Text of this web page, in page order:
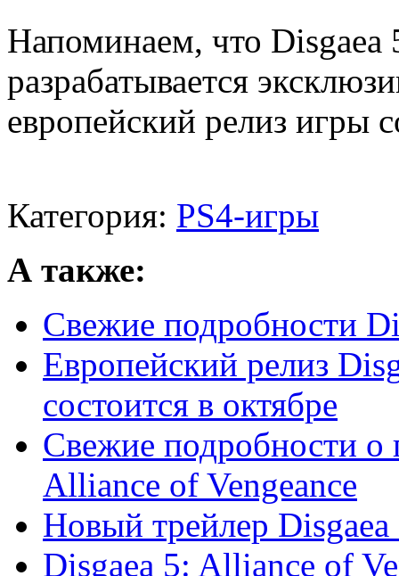
Напоминаем, что Disgaea
разрабатывается
европейский релиз игры
Категория: PS4-игры
А также:
Свежие подробности
Европейский релиз
состоится в октябре
Свежие подробности о
Alliance of Vengeance
Новый трейлер
Disgaea 5: Alliance of